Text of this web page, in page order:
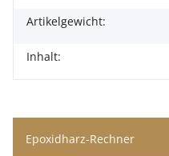
Artikelgewicht:
Inhalt:
Epoxidharz-Rechner